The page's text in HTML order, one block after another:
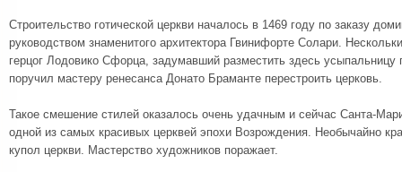
Строительство готической церкви началось в 1469 году по заказу
руководством знаменитого архитектора Гвинифорте Солари.
герцог Лодовико Сфорца, задумавший разместить здесь усыпальницу
поручил мастеру ренесанса Донато Браманте перестроить церковь.
Такое смешение стилей оказалось очень удачным и сейчас Санта-
одной из самых красивых церквей эпохи Возрождения. Необычайно
купол церкви. Мастерство художников поражает.